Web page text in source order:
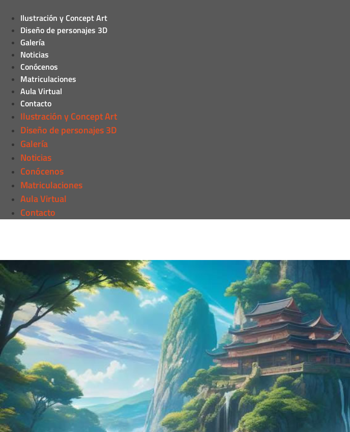
Ilustración y Concept Art
Diseño de personajes 3D
Galería
Noticias
Conócenos
Matriculaciones
Aula Virtual
Contacto
Ilustración y Concept Art
Diseño de personajes 3D
Galería
Noticias
Conócenos
Matriculaciones
Aula Virtual
Contacto